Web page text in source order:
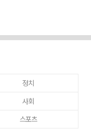
정치
사회
스포츠